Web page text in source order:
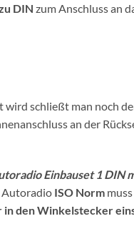
DIN zum Anschluss an
wird schließt man noch
an der
Einbauset 1 DIN
Autoradio ISO Norm
in den Winkelstecker